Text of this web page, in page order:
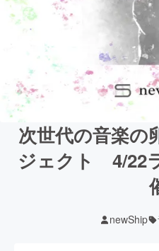
次世代の音楽の
ジェクト 4/22
newShip